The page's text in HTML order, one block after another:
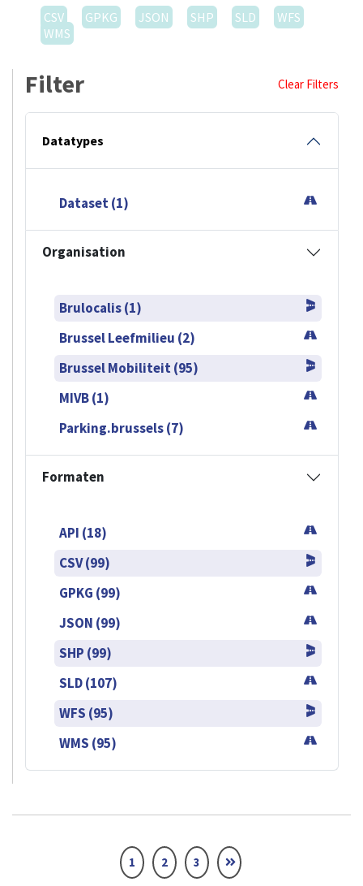
CSV
GPKG JSON SHP SLD
WFS
WMS
Filter Clear Filters
Datatypes
Dataset (1)
Organisation
Brulocalis (1)
Brussel Leefmilieu (2)
Brussel Mobiliteit (95)
MIVB (1)
Parking.brussels (7)
Formaten
API (18)
CSV (99)
GPKG (99)
JSON (99)
SHP (99)
SLD (107)
WFS (95)
WMS (95)
1 2 3